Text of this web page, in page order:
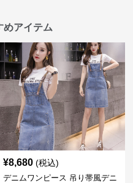
めアイテム
¥8,680 (税込)
デニムワンピース 吊り帯風デニ